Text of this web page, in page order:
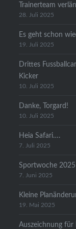
Trainerteam
28. Juli 2025
Es geht schon
19. Juli 2025
Drittes
Kicker
10. Juli 2025
Danke, Torgard!
10. Juli 2025
Heia Safari….
7. Juli 2025
Sportwoche
7. Juni 2025
Kleine
19. Mai 2025
Auszeichnung für